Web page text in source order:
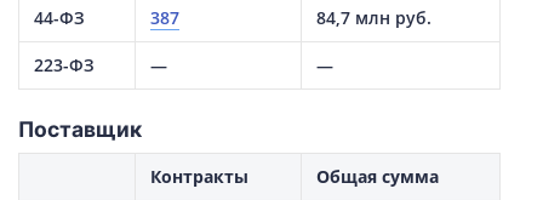
44-ФЗ 387 84,7 млн руб.
223-ФЗ — —
Поставщик
Контракты Общая сумма